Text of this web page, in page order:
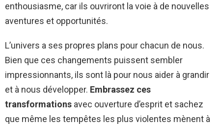
enthousiasme, car ils ouvriront la voie à de nouvelles
aventures et opportunités.
L’univers a ses propres plans pour chacun de nous.
Bien que ces changements puissent sembler
impressionnants, ils sont là pour nous aider à grandir
et à nous développer. Embrassez ces
transformations avec ouverture d’esprit et sachez
que même les tempêtes les plus violentes mènent à